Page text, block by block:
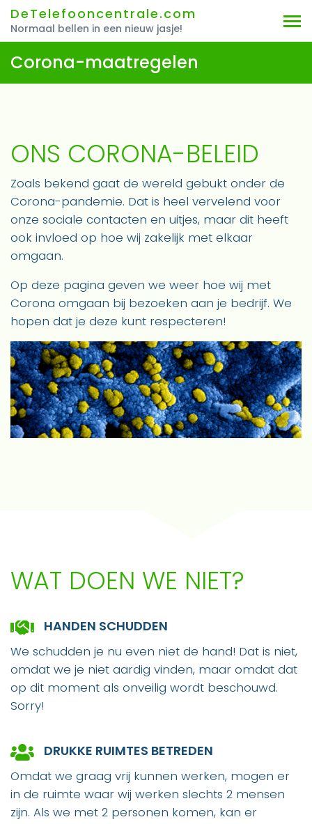
DeTelefooncentrale.com
Normaal bellen in een nieuw jasje!
Corona-maatregelen
ONS CORONA-BELEID
Zoals bekend gaat de wereld gebukt onder de
Corona-pandemie. Dat is heel vervelend voor
onze sociale contacten en uitjes, maar dit heeft
ook invloed op hoe wij zakelijk met elkaar
omgaan.
Op deze pagina geven we weer hoe wij met
Corona omgaan bij bezoeken aan je bedrijf. We
hopen dat je deze kunt respecteren!
WAT DOEN WE NIET?
HANDEN SCHUDDEN
We schudden je nu even niet de hand! Dat is niet,
omdat we je niet aardig vinden, maar omdat dat
op dit moment als onveilig wordt beschouwd.
Sorry!
DRUKKE RUIMTES BETREDEN
Omdat we graag vrij kunnen werken, mogen er
in de ruimte waar wij werken slechts 2 mensen
zijn. Als we met 2 personen komen, kan er